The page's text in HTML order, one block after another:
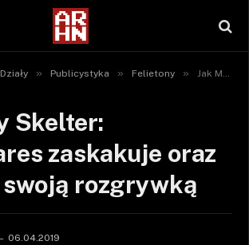
Działy » Publicystyka » Felietony » Jak Mary Skelter: Nightmares zaskakuje oraz zawodzi swoją rozgrywką
Skelter:
zaskakuje oraz
swoją rozgrywką
06.04.2019